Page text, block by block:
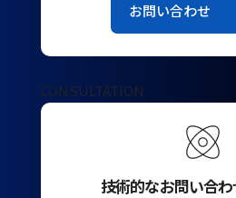
お問い合わせ
CONSULTATION
技術的なお問い合